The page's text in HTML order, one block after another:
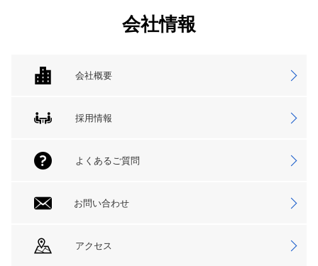
会社情報
会社概要
採用情報
よくあるご質問
お問い合わせ
アクセス